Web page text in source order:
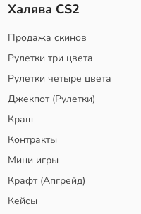
Халява CS2
Продажа скинов
Рулетки три цвета
Рулетки четыре цвета
Джекпот (Рулетки)
Краш
Контракты
Мини игры
Крафт (Апгрейд)
Кейсы